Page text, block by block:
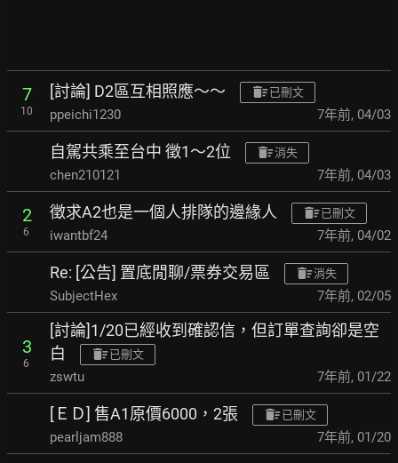
7
10
[討論] D2區互相照應～～ 已刪文
ppeichi1230 7年前, 04/03
自駕共乘至台中 徵1～2位 消失
chen210121 7年前, 04/03
2
6
徵求A2也是一個人排隊的邊緣人 已刪文
iwantbf24 7年前, 04/02
Re: [公告] 置底閒聊/票券交易區 消失
SubjectHex 7年前, 02/05
3
6
[討論]1/20已經收到確認信，但訂單查詢卻是空
白
已刪文
zswtu 7年前, 01/22
[ＥＤ] 售A1原價6000，2張 已刪文
pearljam888 7年前, 01/20